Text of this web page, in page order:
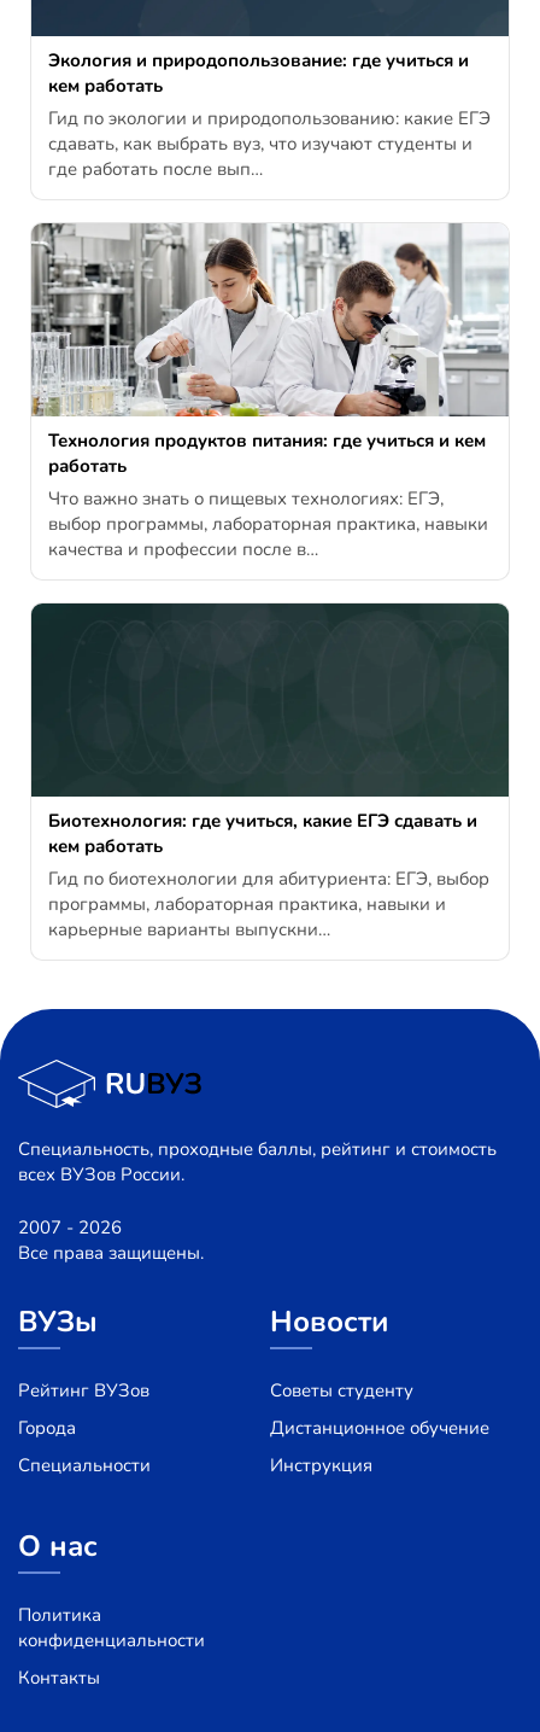
Экология и природопользование: где учиться и
кем работать
Гид по экологии и природопользованию: какие ЕГЭ
сдавать, как выбрать вуз, что изучают студенты и
где работать после вып…
Технология продуктов питания: где учиться и кем
работать
Что важно знать о пищевых технологиях: ЕГЭ,
выбор программы, лабораторная практика, навыки
качества и профессии после в…
Биотехнология: где учиться, какие ЕГЭ сдавать и
кем работать
Гид по биотехнологии для абитуриента: ЕГЭ, выбор
программы, лабораторная практика, навыки и
карьерные варианты выпускни…
Специальность, проходные баллы, рейтинг и стоимость
всех ВУЗов России.
2007 - 2026
Все права защищены.
ВУЗы
Рейтинг ВУЗов
Города
Специальности
Новости
Советы студенту
Дистанционное обучение
Инструкция
О нас
Политика
конфиденциальности
Контакты